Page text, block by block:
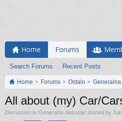
Home Forums
Search Forums Recent Posts
Home Forums Ostalo
All about (my) Car/
Discussion in 'Generalna diskusija' started by